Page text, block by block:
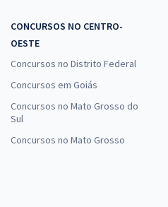
CONCURSOS NO CENTRO-
OESTE
Concursos no Distrito Federal
Concursos em Goiás
Concursos no Mato Grosso do
Sul
Concursos no Mato Grosso